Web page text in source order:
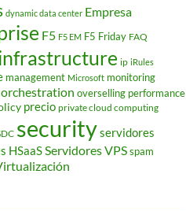
dynamic data center Empresa
F5 F5 EM F5 Friday FAQ
ip iRules
management Microsoft monitoring
orchestration overselling performance
precio private cloud computing
securityservidores
HSaaSServidores VPSspam